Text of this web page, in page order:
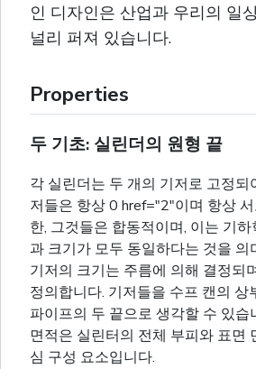
인 디자인은 산업과 우리의 일
널리 퍼져 있습니다.
Properties
두 기초: 실린더의 원형 끝
각 실린더는 두 개의 기저로 고정되
저들은 항상 0 href="2"이며 항상
한, 그것들은 합동적이며, 이는 기
과 크기가 모두 동일하다는 것을 의
기저의 크기는 주름에 의해 결정되
정의합니다. 기저들을 수프 캔의 상
파이프의 두 끝으로 생각할 수 있습
면적은 실린터의 전체 부피와 표면
심 구성 요소입니다.